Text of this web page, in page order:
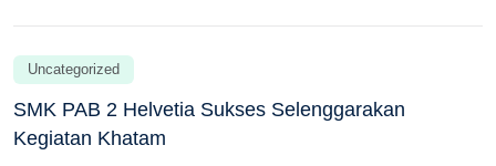
Uncategorized
SMK PAB 2 Helvetia Sukses Selenggarakan
Kegiatan Khatam